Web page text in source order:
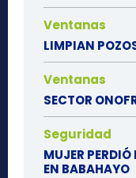
Ventanas
LIMPIAN
Ventanas
SECTOR
Seguridad
MUJER
EN BABAHAYO